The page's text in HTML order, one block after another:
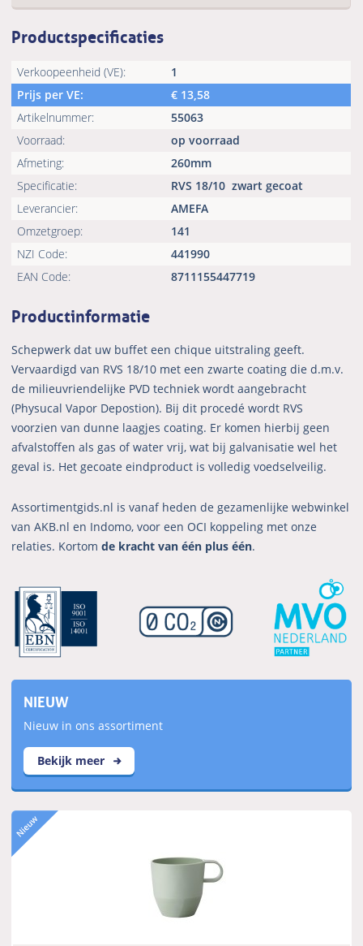
Productspecificaties
Verkoopeenheid (VE):
1
Prijs per VE:
€ 13,58
Artikelnummer:
55063
Voorraad:
op voorraad
Afmeting:
260mm
Specificatie:
RVS 18/10zwart gecoat
Leverancier:
AMEFA
Omzetgroep:
141
NZI Code:
441990
EAN Code:
8711155447719
Productinformatie
Schepwerk dat uw buffet een chique uitstraling geeft.
Vervaardigd van RVS 18/10 met een zwarte coating die d.m.v.
de milieuvriendelijke PVD techniek wordt aangebracht
(Physucal Vapor Depostion). Bij dit procedé wordt RVS
voorzien van dunne laagjes coating. Er komen hierbij geen
afvalstoffen als gas of water vrij, wat bij galvanisatie wel het
geval is. Het gecoate eindproduct is volledig voedselveilig.
Assortimentgids.nl is vanaf heden de gezamenlijke webwinkel
van AKB.nl en Indomo, voor een OCI koppeling met onze
relaties. Kortomde kracht van één plus één.
NIEUW
Nieuw in ons assortiment
Bekijk meer